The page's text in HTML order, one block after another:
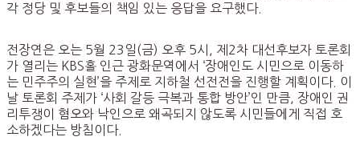
각 정당 및 후보들의 책임 있는 응답을 요구했다.
전장연은 오는 5월 23일(금) 오후 5시, 제2차 대선후보자 토론회
가 열리는 KBS홀 인근 광화문역에서 ‘장애인도 시민으로 이동하
는 민주주의 실현’을 주제로 지하철 선전전을 진행할 계획이다. 이
날 토론회 주제가 ‘사회 갈등 극복과 통합 방안’인 만큼, 장애인 권
리투쟁이 혐오와 낙인으로 왜곡되지 않도록 시민들에게 직접 호
소하겠다는 방침이다.